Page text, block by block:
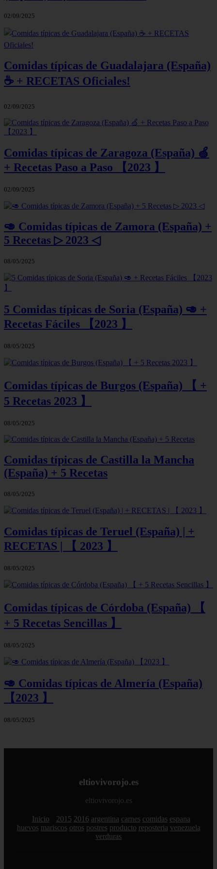
02/09/2025
Comidas típicas de Guadalajara (España)
☕ + RECETAS Oficiales!
02/09/2025
Comidas típicas de Zaragoza (España) 🍏
+ Recetas Paso a Paso 【2023 】
02/09/2025
🥑 Comidas típicas de Zamora (España) +
5 Recetas ▷ 2023 ◁
08/05/2025
5 Comidas típicas de Soria (España) 🥑 +
Recetas Fáciles 【2023 】
08/05/2025
Comidas típicas de Burgos (España) 【 +
5 Recetas 2023 】
08/05/2025
Comidas típicas de Castilla la Mancha
(España) + 5 Recetas
08/05/2025
Comidas típicas de Teruel (España) | +
RECETAS | 【 2023 】
08/05/2025
Comidas típicas de Córdoba (España) 【
+ 5 Recetas Sencillas 】
08/05/2025
🥑 Comidas típicas de Almería (España)
【2023 】
08/05/2025
eltiovivorojo.es
eltiovivorojo.es
Inicio 2015 2016 argentina carnes comidas espana
huevos mariscos otros postres producto reposteria venezuela
verduras